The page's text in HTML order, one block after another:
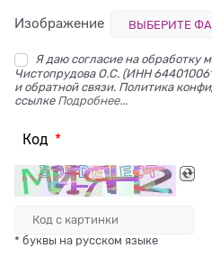
Изображение ВЫБЕРИТЕ
Я даю согласие на обработку
Чистопрудова О.С. (ИНН
и обратной связи. Политика
ссылке Подробнее...
Код
* буквы на русском языке